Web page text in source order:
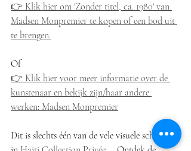
👉 Klik hier om 'Zonder titel, ca. 1980' van
Madsen Monpremier te kopen of een bod uit
te brengen.
Of
👉 Klik hier voor meer informatie over de
kunstenaar en bekijk zijn/haar andere
werken: Madsen Monpremier
Dit is slechts één van de vele visuele schatten